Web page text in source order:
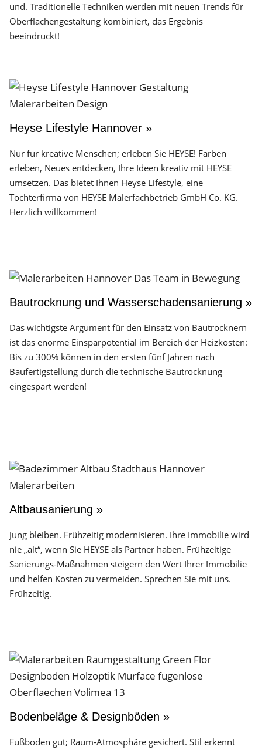
und. Traditionelle Techniken werden mit neuen Trends für
Oberflächen­gestaltung kombiniert, das Ergebnis
beeindruckt!
Heyse Lifestyle Hannover »
Nur für kreative Menschen; erleben Sie HEYSE! Farben
erleben, Neues entdecken, Ihre Ideen kreativ mit HEYSE
umsetzen. Das bietet Ihnen Heyse Lifestyle, eine
Tochterfirma von HEYSE Malerfachbetrieb GmbH Co. KG.
Herzlich willkommen!
Bautrocknung und Wasserschadensanierung »
Das wichtigste Argument für den Einsatz von Bautrocknern
ist das enorme Einsparpotential im Bereich der Heizkosten:
Bis zu 300% können in den ersten fünf Jahren nach
Baufertigstellung durch die technische Bautrocknung
eingespart werden!
Altbausanierung »
Jung bleiben. Frühzeitig modernisieren. Ihre Immobilie wird
nie „alt“, wenn Sie HEYSE als Partner haben. Frühzeitige
Sanierungs-Maßnahmen steigern den Wert Ihrer Immobilie
und helfen Kosten zu vermeiden. Sprechen Sie mit uns.
Frühzeitig.
Bodenbeläge & Designböden »
Fußboden gut; Raum-Atmosphäre gesichert. Stil erkennt